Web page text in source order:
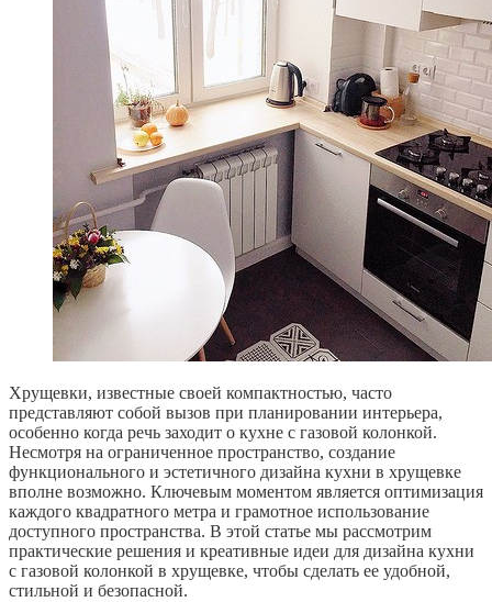
Хрущевки, известные своей компактностью, часто
представляют собой вызов при планировании интерьера,
особенно когда речь заходит о кухне с газовой колонкой.
Несмотря на ограниченное пространство, создание
функционального и эстетичного дизайна кухни в хрущевке
вполне возможно. Ключевым моментом является оптимизация
каждого квадратного метра и грамотное использование
доступного пространства. В этой статье мы рассмотрим
практические решения и креативные идеи для дизайна кухни
с газовой колонкой в хрущевке, чтобы сделать ее удобной,
стильной и безопасной.